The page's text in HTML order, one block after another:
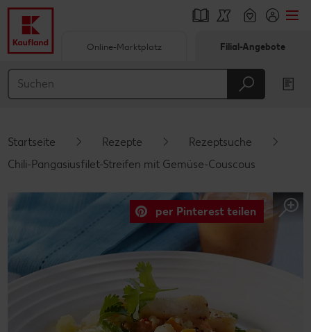
Hauptinhalt
Schwebender Seitenbereich
Online-Marktplatz Filial-Angebote
Startseite Rezepte
Rezeptsuche
Chili-Pangasiusfilet-Streifen mit Gemüse-Couscous
per Pinterest teilen